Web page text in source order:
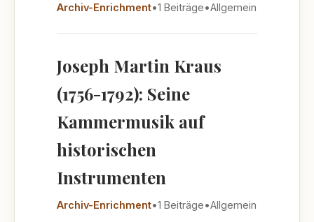
Archiv-Enrichment•1 Beiträge•Allgemein
Joseph Martin Kraus
(1756-1792): Seine
Kammermusik auf
historischen
Instrumenten
Archiv-Enrichment•1 Beiträge•Allgemein